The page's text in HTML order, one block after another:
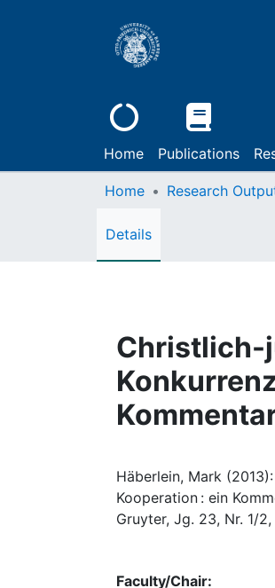
Home Publications
Home Research
Details
Christlich-
Häberlein, Mark
Kooperation : ein
Gruyter, Jg. 23, Nr. 1/2,
Faculty/Chair: